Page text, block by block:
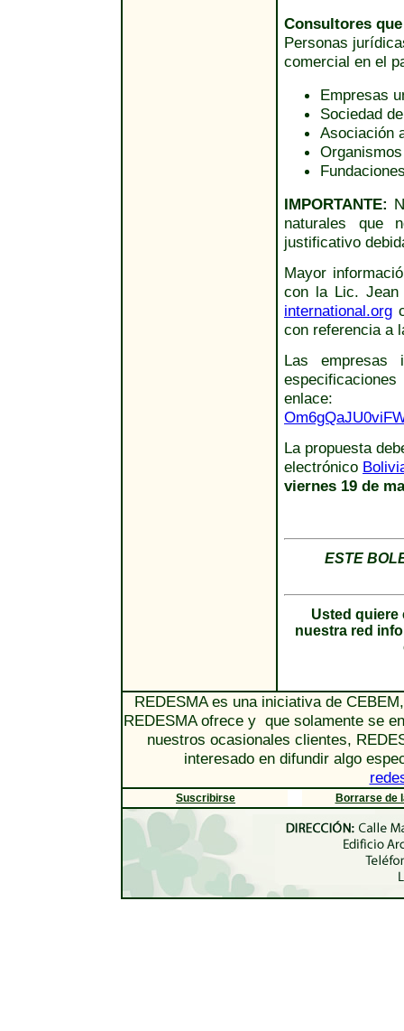
Consultores
Personas
comercial en el
Empresas
Sociedad
Asociación
IMPORTANTE:
naturales que
justificativo
Mayor
con la Lic.
international.org
con referencia a
Las empresas
La propuesta
electrónico
viernes 19 de
ESTE
Usted quiere
nuestra red
REDESMA es una iniciativa de
REDESMA ofrece y que solamente se
nuestros ocasionales clientes,
interesado en difundir algo
Suscribirse Borrarse de